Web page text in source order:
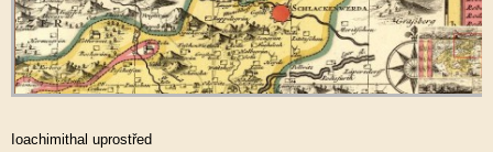
Ioachimithal uprostřed